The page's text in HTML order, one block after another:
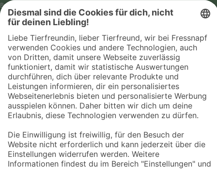
© 2026 Fressnapf Tiernahrungs GmbH
Westpreußenstraße 32-38
Barrierefreiheit
Impressum
Datenschutz­hinweise
Cookies
AGB
Entdecke Fressnapf
Tierversicherung
GPS-Tracker
Fressnapf Salon
Online-Shop